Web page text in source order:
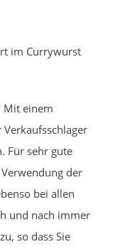
im Currywurst
Mit einem
Für sehr gute
der
bei allen
und nach immer
so dass Sie